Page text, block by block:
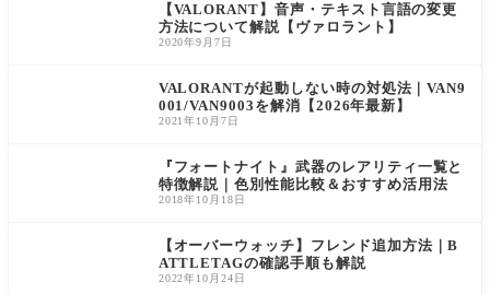
【VALORANT】音声・テキスト言語の変更
方法について解説【ヴァロラント】
2020年9月7日
VALORANTが起動しない時の対処法｜VAN9
001/VAN9003を解消【2026年最新】
2021年10月7日
『フォートナイト』武器のレアリティ一覧と
特徴解説｜色別性能比較＆おすすめ活用法
2018年10月18日
【オーバーウォッチ】フレンド追加方法｜B
ATTLETAGの確認手順も解説
2022年10月24日